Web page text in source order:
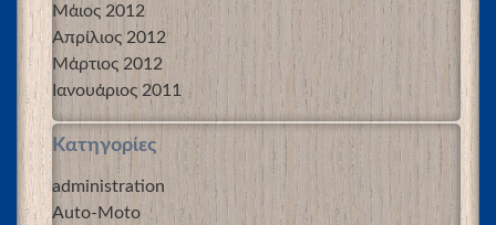
Μάιος 2012
Απρίλιος 2012
Μάρτιος 2012
Ιανουάριος 2011
Kατηγορίες
administration
Auto-Moto